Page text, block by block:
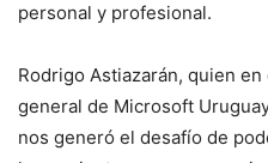
personal y profesional.
Rodrigo Astiazarán, quien
general de Microsoft
nos generó el desafío de